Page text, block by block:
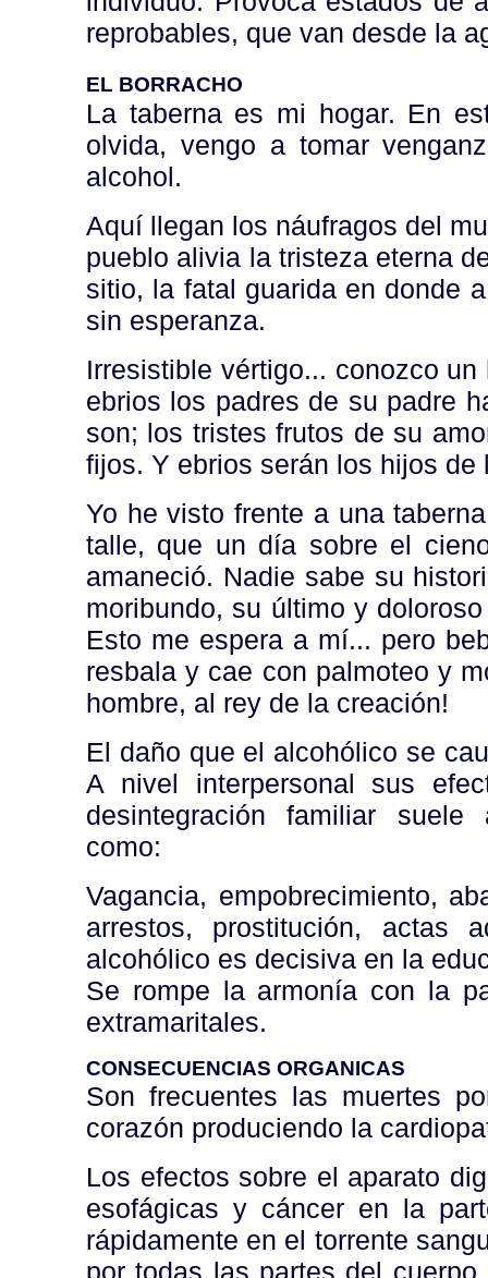
reprobables, que van desde la
EL BORRACHO
La taberna es mi hogar. En
olvida, vengo a tomar
alcohol.
Aquí llegan los náufragos del
pueblo alivia la tristeza eterna
sitio, la fatal guarida en donde
sin esperanza.
Irresistible vértigo... conozco
ebrios los padres de su padre
son; los tristes frutos de su
fijos. Y ebrios serán los hijos
Yo he visto frente a una
talle, que un día sobre el
amaneció. Nadie sabe su
moribundo, su último y
Esto me espera a mí... pero
resbala y cae con palmoteo y
hombre, al rey de la creación!
El daño que el alcohólico se
A nivel interpersonal sus
desintegración familiar suele
como:
Vagancia, empobrecimiento,
arrestos, prostitución, actas
alcohólico es decisiva en la
Se rompe la armonía con la
extramaritales.
CONSECUENCIAS ORGANICAS
Son frecuentes las muertes
corazón produciendo la
Los efectos sobre el aparato
esofágicas y cáncer en la
rápidamente en el torrente
por todas las partes del